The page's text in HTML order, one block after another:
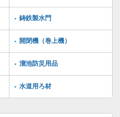
鋳鉄製水門
開閉機（巻上機）
溜池防災用品
水道用ろ材